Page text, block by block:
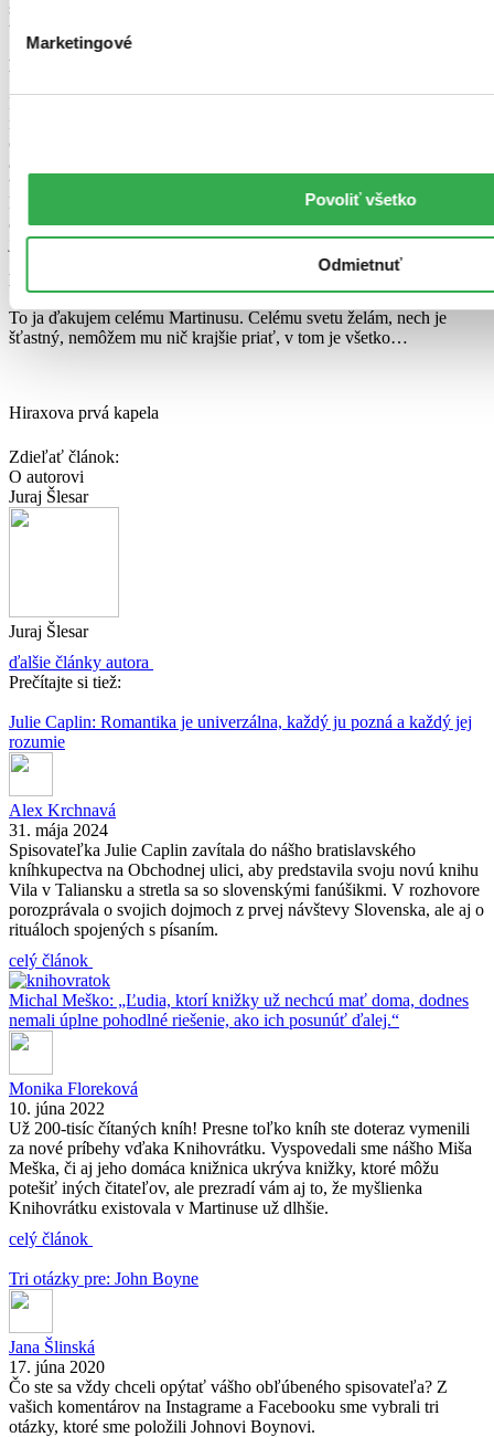
Marketingové
Povoliť všetko
Odmietnuť
spermie prosiť na kolenách, aby sa rozbehli a vidíš, stačí si iba niečo
vizualizovať, veriť tomu a ísť za tým.
Len málo ľudí rozpráva tak otvorene o sebe…
Koľko tu ešte budem? Keby som prestal písať, po troch rokoch si
nikto ani len nespomenie na nejakého Baričáka. Nemáme ako ľudia
čo stratiť. Načo sa spútavať, vytvárať si bariéry? Je to presne to isté,
ako keď vravím priateľke na mexickej pláži, že idem donaha. A ona
vraj jej je to blbé. Moja odpoveď je vždy rovnaká: Milovaná, za
hodinu tí ľudia odídu a bude im lautri jedno, či videli tvoje prsia
alebo nie. Ale tvoja duša si zapamätá, že si spravila niečo, čo je proti
jej prirodzenosti.
Lepšia bodka už asi nebude… 🙂 Ďakujem.
To ja ďakujem celému Martinusu. Celému svetu želám, nech je
šťastný, nemôžem mu nič krajšie priať, v tom je všetko…
Hiraxova prvá kapela
Zdieľať článok:
O autorovi
Juraj Šlesar
Juraj Šlesar
ďalšie články autora
Prečítajte si tiež:
Julie Caplin: Romantika je univerzálna, každý ju pozná a každý jej
rozumie
Alex Krchnavá
31. mája 2024
Spisovateľka Julie Caplin zavítala do nášho bratislavského
kníhkupectva na Obchodnej ulici, aby predstavila svoju novú knihu
Vila v Taliansku a stretla sa so slovenskými fanúšikmi. V rozhovore
porozprávala o svojich dojmoch z prvej návštevy Slovenska, ale aj o
rituáloch spojených s písaním.
celý článok
Michal Meško: „Ľudia, ktorí knižky už nechcú mať doma, dodnes
nemali úplne pohodlné riešenie, ako ich posunúť ďalej.“
Monika Floreková
10. júna 2022
Už 200-tisíc čítaných kníh! Presne toľko kníh ste doteraz vymenili
za nové príbehy vďaka Knihovrátku. Vyspovedali sme nášho Miša
Meška, či aj jeho domáca knižnica ukrýva knižky, ktoré môžu
potešiť iných čitateľov, ale prezradí vám aj to, že myšlienka
Knihovrátku existovala v Martinuse už dlhšie.
celý článok
Tri otázky pre: John Boyne
Jana Šlinská
17. júna 2020
Čo ste sa vždy chceli opýtať vášho obľúbeného spisovateľa? Z
vašich komentárov na Instagrame a Facebooku sme vybrali tri
otázky, ktoré sme položili Johnovi Boynovi.